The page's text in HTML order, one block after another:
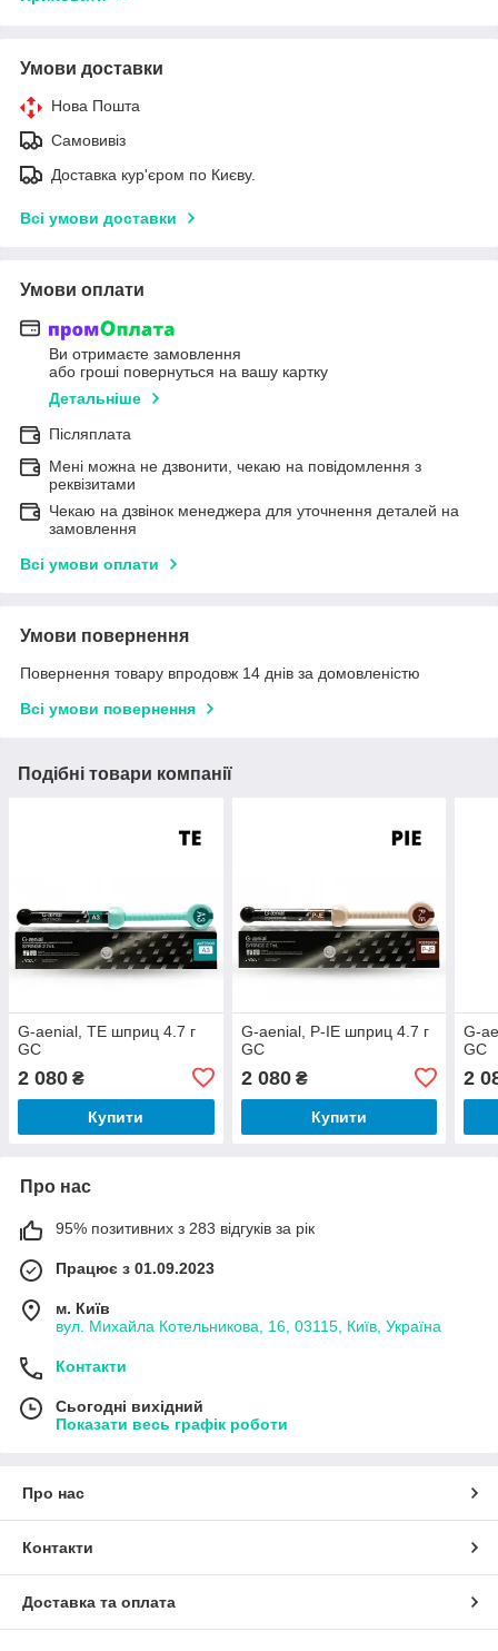
Умови доставки
Нова Пошта
Самовивіз
Доставка кур'єром по Києву.
Всі умови доставки
Умови оплати
Ви отримаєте замовлення
або гроші повернуться на вашу картку
Детальніше
Післяплата
Мені можна не дзвонити, чекаю на повідомлення з
реквізитами
Чекаю на дзвінок менеджера для уточнення деталей на
замовлення
Всі умови оплати
Умови повернення
Повернення товару впродовж 14 днів за домовленістю
Всі умови повернення
Подібні товари компанії
G-aenial, TE шприц 4.7 г
GC
2 080 ₴
Купити
G-aenial, P-IE шприц 4.7 г
GC
2 080₴
Купити
G-
GC
2
Про нас
95% позитивних з 283 відгуків за рік
Працює з 01.09.2023
м. Київ
вул. Михайла Котельникова, 16, 03115, Київ, Україна
Контакти
Сьогодні вихідний
Показати весь графік роботи
Про нас
Контакти
Доставка та оплата